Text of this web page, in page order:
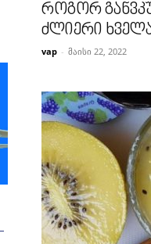
როგორ
ძლიერი
vap - მაისი 22, 2022